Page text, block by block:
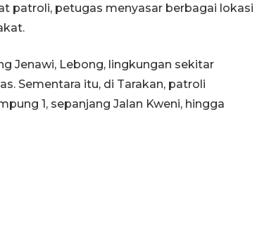
patroli, petugas menyasar berbagai lokasi
Jenawi, Lebong, lingkungan sekitar
Sementara itu, di Tarakan, patroli
1, sepanjang Jalan Kweni, hingga